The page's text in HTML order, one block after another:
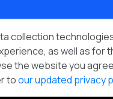
- All Rights
collection
as well as
the website you
toour updated privacy